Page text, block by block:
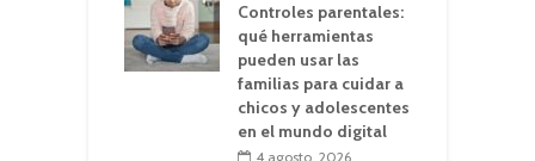
Controles parentales:
qué herramientas
pueden usar las
familias para cuidar a
chicos y adolescentes
en el mundo digital
4 agosto, 2026